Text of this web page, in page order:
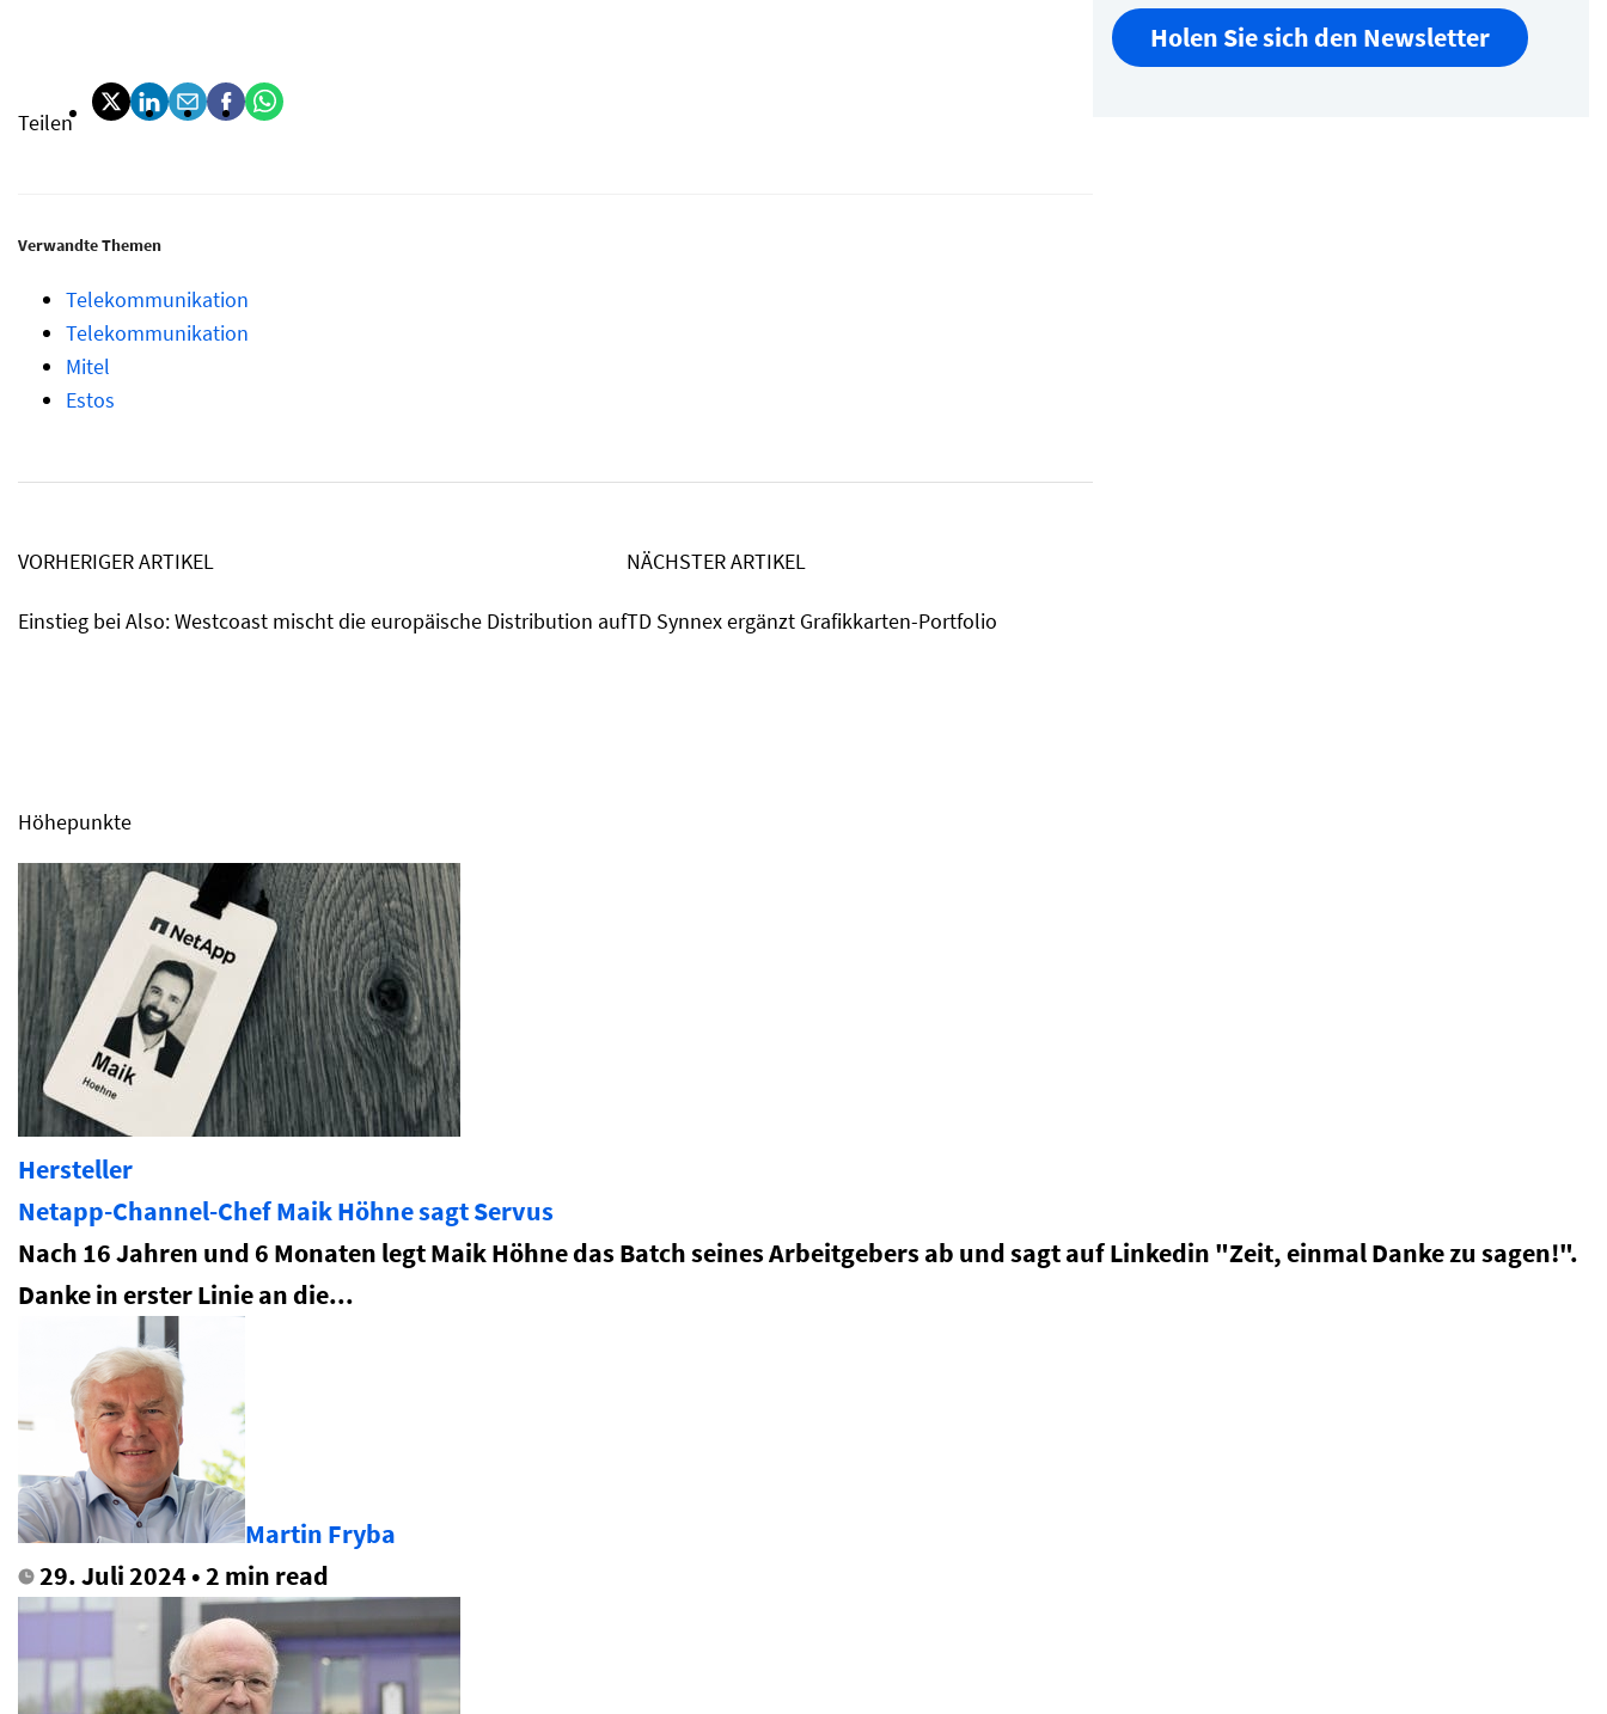
Teilen
Verwandte Themen
Telekommunikation
Telekommunikation
Mitel
Estos
VORHERIGER ARTIKEL
Einstieg bei Also: Westcoast mischt die europäische Distribution auf
NÄCHSTER ARTIKEL
TD Synnex ergänzt Grafikkarten-Portfolio
Holen Sie sich den Newsletter
Höhepunkte
Hersteller
Netapp-Channel-Chef Maik Höhne sagt Servus
Nach 16 Jahren und 6 Monaten legt Maik Höhne das Batch seines Arbeitgebers ab und sagt auf Linkedin "Zeit, einmal Danke zu sagen!".
Danke in erster Linie an die...
Martin Fryba
29. Juli 2024 • 2 min read